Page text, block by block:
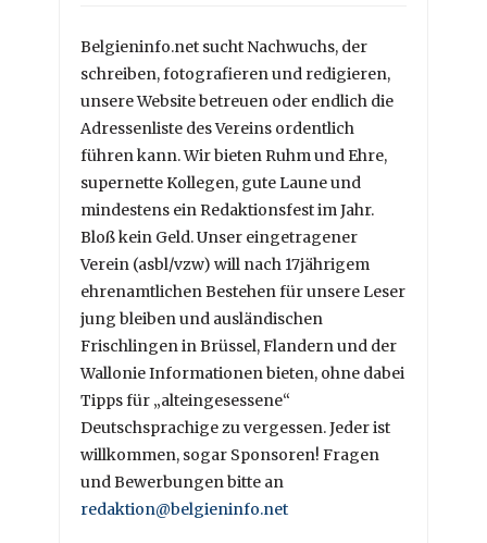
Belgieninfo.net sucht Nachwuchs, der
schreiben, fotografieren und redigieren,
unsere Website betreuen oder endlich die
Adressenliste des Vereins ordentlich
führen kann. Wir bieten Ruhm und Ehre,
supernette Kollegen, gute Laune und
mindestens ein Redaktionsfest im Jahr.
Bloß kein Geld. Unser eingetragener
Verein (asbl/vzw) will nach 17jährigem
ehrenamtlichen Bestehen für unsere Leser
jung bleiben und ausländischen
Frischlingen in Brüssel, Flandern und der
Wallonie Informationen bieten, ohne dabei
Tipps für „alteingesessene“
Deutschsprachige zu vergessen. Jeder ist
willkommen, sogar Sponsoren! Fragen
und Bewerbungen bitte an
redaktion@belgieninfo.net